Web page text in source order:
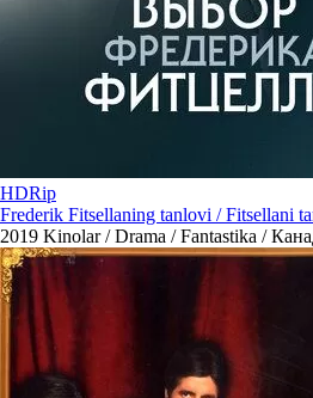
HDRip
Frederik Fitsellaning tanlovi / Fitsellani
2019 Kinolar / Drama / Fantastika /